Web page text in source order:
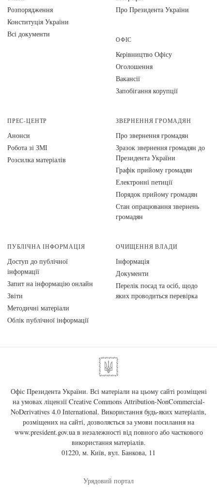
Розпорядження
Конституція України
Всі документи
Про Президента України
ОФІС
Керівництво Офісу
Оголошення
Вакансії
Запобігання корупції
ПРЕС-ЦЕНТР
Анонси
Робота зі ЗМІ
Розсилка матеріалів
ЗВЕРНЕННЯ ГРОМАДЯН
Про звернення громадян
Зразок звернення громадян до
Президента України
Графік прийому громадян
Електронні петиції
Порядок прийому громадян
Стан опрацювання звернень
громадян
ПУБЛІЧНА ІНФОРМАЦІЯ
Доступ до публічної
інформації
Запит на інформацію онлайн
Звіти
Методичні матеріали
Облік публічної інформації
ОЧИЩЕННЯ ВЛАДИ
Інформація
Документи
Перелік посад та осіб, щодо
яких проводиться перевірка
Офіс Президента України. Всі матеріали на цьому сайті розміщені
на умовах ліцензії Creative Commons Attribution-NonCommercial-
NoDerivatives 4.0 International. Використання будь-яких матеріалів,
розміщених на сайті, дозволяється за умови посилання на
www.president.gov.uaв незалежності від повного або часткового
використання матеріалів.
01220, м. Київ, вул. Банкова, 11
Урядовий портал